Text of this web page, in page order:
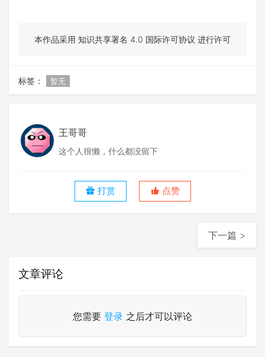
本作品采用 知识共享署名 4.0 国际许可协议 进行许可
标签： 暂无
王哥哥
这个人很懒，什么都没留下
打赏 点赞
下一篇 >
文章评论
您需要 登录 之后才可以评论